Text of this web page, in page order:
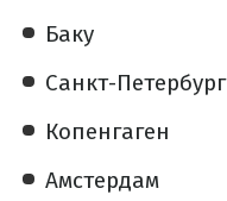
Баку
Санкт-Петербург
Копенгаген
Амстердам